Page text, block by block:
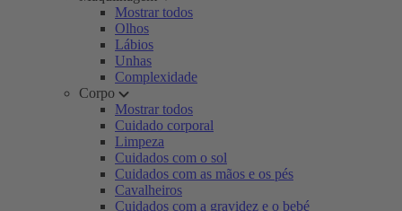
Mostrar todos
Olhos
Lábios
Unhas
Complexidade
Corpo
Mostrar todos
Cuidado corporal
Limpeza
Cuidados com o sol
Cuidados com as mãos e os pés
Cavalheiros
Cuidados com a gravidez e o bebé